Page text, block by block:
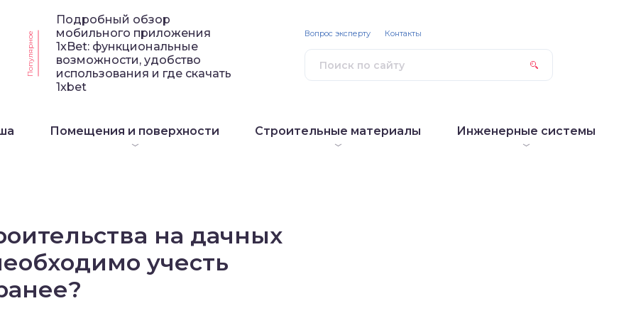
Популярное
Подробный обзор
мобильного приложения
1xBet: функциональные
возможности, удобство
использования и где скачать
1xbet
Помещения и поверхности Строительные материалы Инженерные системы
Вопрос эксперту Контакты
на дачных
учесть